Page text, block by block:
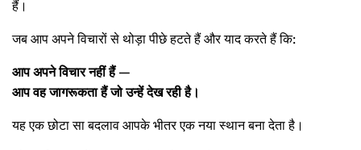
हैं।
जब आप अपने विचारों से थोड़ा पीछे हटते हैं और याद करते हैं कि:
आप अपने विचार नहीं हैं —
आप वह जागरूकता हैं जो उन्हें देख रही है।
यह एक छोटा सा बदलाव आपके भीतर एक नया स्थान बना देता है।